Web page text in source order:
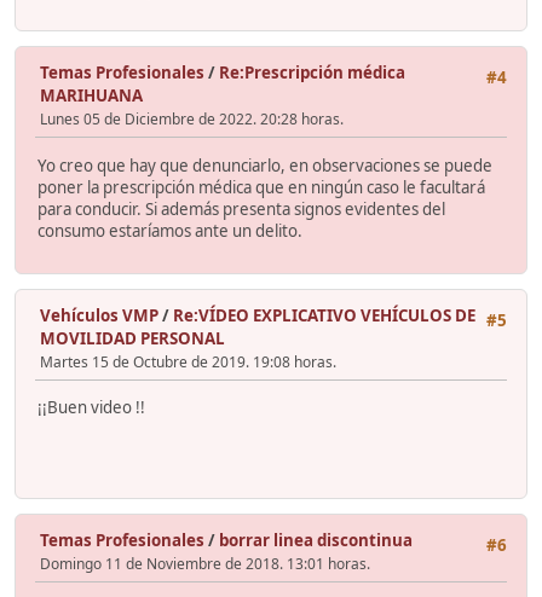
#4
Temas Profesionales / Re:Prescripción médica
MARIHUANA
Lunes 05 de Diciembre de 2022. 20:28 horas.
Yo creo que hay que denunciarlo, en observaciones se puede
poner la prescripción médica que en ningún caso le facultará
para conducir. Si además presenta signos evidentes del
consumo estaríamos ante un delito.
#5
Vehículos VMP/ Re:VÍDEO EXPLICATIVO VEHÍCULOS DE
MOVILIDAD PERSONAL
Martes 15 de Octubre de 2019. 19:08 horas.
¡¡Buen video !!
#6
Temas Profesionales / borrar linea discontinua
Domingo 11 de Noviembre de 2018. 13:01 horas.